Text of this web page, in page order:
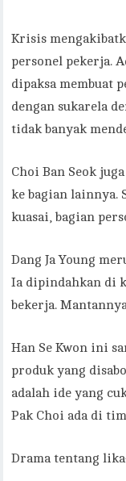
Krisis
personel pekerja.
dipaksa membuat
dengan sukarela
tidak banyak
Choi Ban Seok
ke bagian lainnya.
kuasai, bagian
Dang Ja Young
Ia dipindahkan di
bekerja.
Han Se Kwon ini
produk yang
adalah ide yang
Pak Choi ada di
Drama tentang